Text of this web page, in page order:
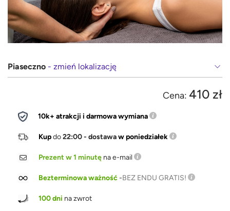
Piaseczno - zmień lokalizację
Cena: 410 zł
10k+ atrakcji i darmowa wymiana
Kupdo22:00 - dostawaw poniedziałek
Prezent w 1 minutę na e-mail
Bezterminowa ważność-BEZ ENDU GRATIS!
100 dni na zwrot